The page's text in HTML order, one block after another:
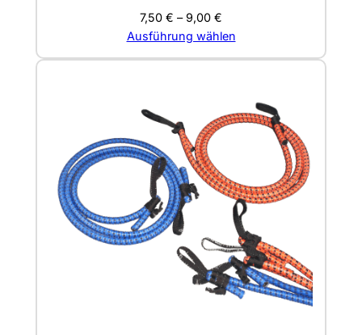
7,50 € – 9,00 €
Ausführung wählen